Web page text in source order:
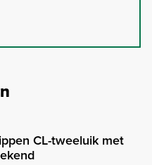
CL-tweeluik met